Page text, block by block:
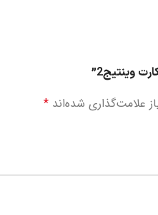
وینتیج2”
علامت‌گذاری شده‌اند *